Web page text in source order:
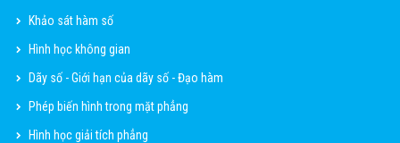
Khảo sát hàm số
Hình học không gian
Dãy số - Giới hạn của dãy số - Đạo hàm
Phép biến hình trong mặt phẳng
Hình học giải tích phẳng